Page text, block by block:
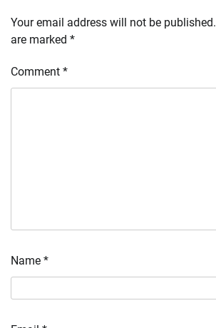
Your email address will not be published.
are marked *
Comment *
Name *